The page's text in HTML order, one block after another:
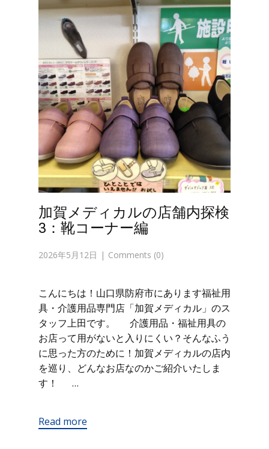
加賀メディカルの店舗内探検
3：靴コーナー編
2026年5月12日 Comments (0)
こんにちは！山口県防府市にあります福祉用
具・介護用品専門店「加賀メディカル」のス
タッフ上田です。 介護用品・福祉用具の
お店って用がないと入りにくい？そんなふう
に思った方のために！加賀メディカルの店内
を巡り、どんなお店なのかご紹介いたしま
す！ …
Read more